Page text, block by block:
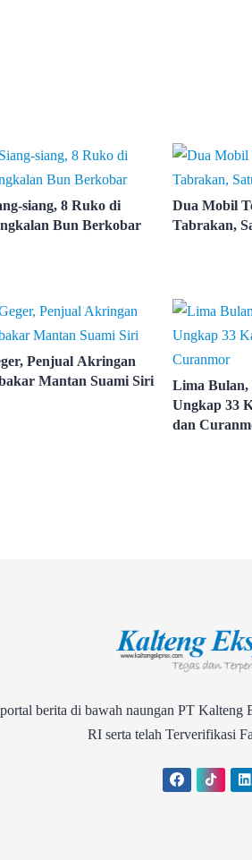
siang, 8 Ruko di
Bun Berkobar
Dua Mobil
Tabrakan,
Penjual Akringan
Mantan Suami Siri
Lima Bulan,
Ungkap 33
dan
berita di bawah naungan PT
RI serta telah Terverifikasi